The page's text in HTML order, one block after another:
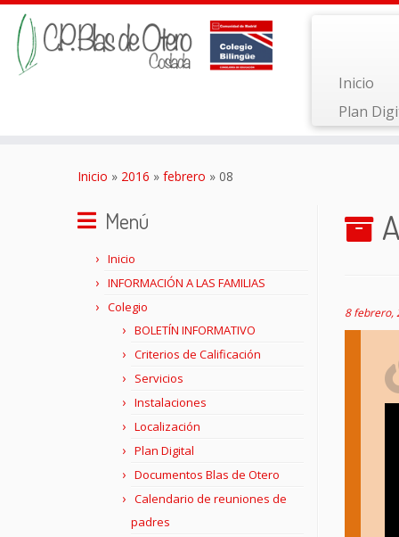
Inicio
Plan
Inicio » 2016 » febrero » 08
Menú
Inicio
INFORMACIÓN A LAS FAMILIAS
Colegio
BOLETÍN INFORMATIVO
Criterios de Calificación
Servicios
Instalaciones
Localización
Plan Digital
Documentos Blas de Otero
Calendario de reuniones de
padres
8 febrero,